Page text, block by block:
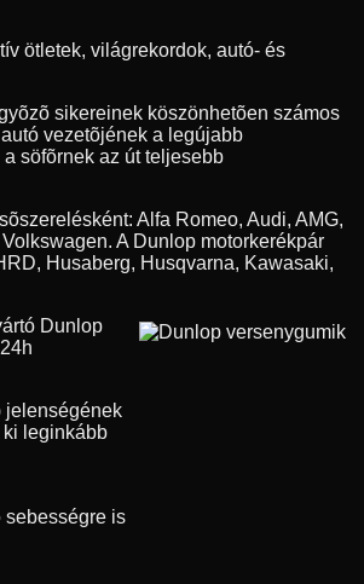
ötletek, világrekordok, autó- és
sikereinek köszönhetõen számos
vezetõjének a legújabb
söfõrnek az út teljesebb
Alfa Romeo, Audi, AMG,
A Dunlop motorkerékpár
Husaberg, Husqvarna, Kawasaki,
Dunlop
jelenségének
ki leginkább
sebességre is